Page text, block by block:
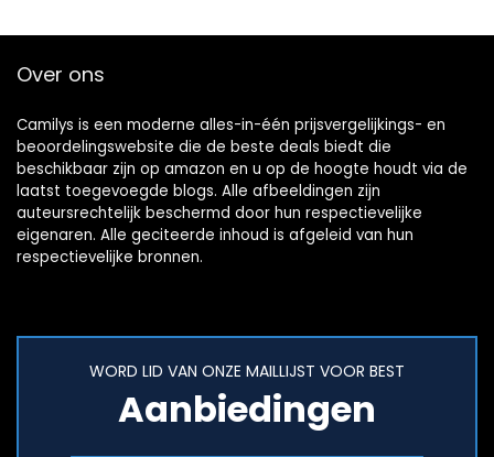
Over ons
Camilys is een moderne alles-in-één prijsvergelijkings- en
beoordelingswebsite die de beste deals biedt die
beschikbaar zijn op amazon en u op de hoogte houdt via de
laatst toegevoegde blogs. Alle afbeeldingen zijn
auteursrechtelijk beschermd door hun respectievelijke
eigenaren. Alle geciteerde inhoud is afgeleid van hun
respectievelijke bronnen.
WORD LID VAN ONZE MAILLIJST VOOR BEST
Aanbiedingen